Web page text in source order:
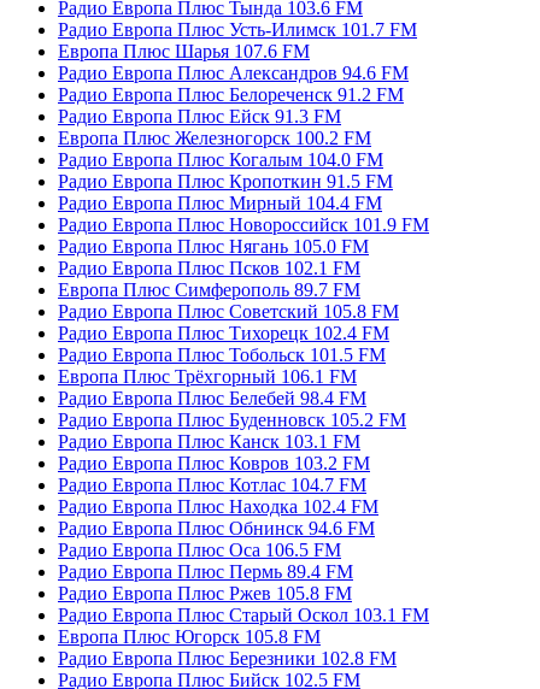
Радио Европа Плюс Тында 103.6 FM
Радио Европа Плюс Усть-Илимск 101.7 FM
Европа Плюс Шарья 107.6 FM
Радио Европа Плюс Александров 94.6 FM
Радио Европа Плюс Белореченск 91.2 FM
Радио Европа Плюс Ейск 91.3 FM
Европа Плюс Железногорск 100.2 FM
Радио Европа Плюс Когалым 104.0 FM
Радио Европа Плюс Кропоткин 91.5 FM
Радио Европа Плюс Мирный 104.4 FM
Радио Европа Плюс Новороссийск 101.9 FM
Радио Европа Плюс Нягань 105.0 FM
Радио Европа Плюс Псков 102.1 FM
Европа Плюс Симферополь 89.7 FM
Радио Европа Плюс Советский 105.8 FM
Радио Европа Плюс Тихорецк 102.4 FM
Радио Европа Плюс Тобольск 101.5 FM
Европа Плюс Трёхгорный 106.1 FM
Радио Европа Плюс Белебей 98.4 FM
Радио Европа Плюс Буденновск 105.2 FM
Радио Европа Плюс Канск 103.1 FM
Радио Европа Плюс Ковров 103.2 FM
Радио Европа Плюс Котлас 104.7 FM
Радио Европа Плюс Находка 102.4 FM
Радио Европа Плюс Обнинск 94.6 FM
Радио Европа Плюс Оса 106.5 FM
Радио Европа Плюс Пермь 89.4 FM
Радио Европа Плюс Ржев 105.8 FM
Радио Европа Плюс Старый Оскол 103.1 FM
Европа Плюс Югорск 105.8 FM
Радио Европа Плюс Березники 102.8 FM
Радио Европа Плюс Бийск 102.5 FM